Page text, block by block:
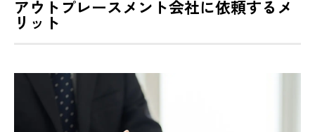
アウトプレースメント会社に依頼するメ
リット